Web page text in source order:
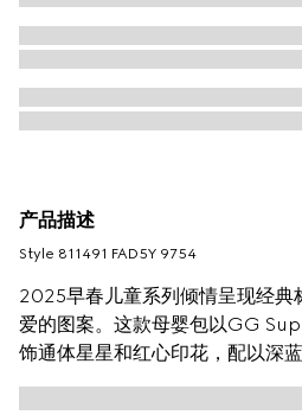
产品描述
Style ‎811491 FAD5Y 9754
2025早春儿童系列倾情呈现经典
爱的图案。这款母婴包以GG
饰通体星星和红心印花，配以深